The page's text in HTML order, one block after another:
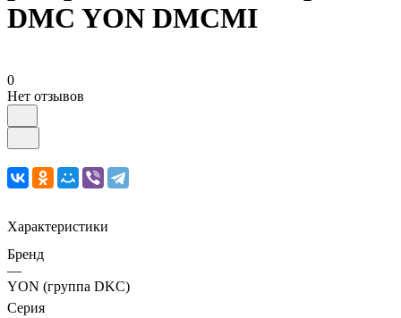
DMC YON DMCMI
0
Нет отзывов
Характеристики
Бренд
—
YON (группа DKC)
Серия